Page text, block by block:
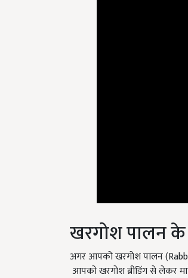
खरगोश पालन
अगर आपको खरगोश पालन
आपको खरगोश ब्रीडिंग से लेकर
हैं.